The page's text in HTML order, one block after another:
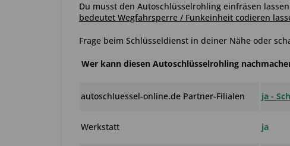
Du musst den Autoschlüsselrohling einfräsen lassen
bedeutet Wegfahrsperre / Funkeinheit codieren
Frage beim Schlüsseldienst in deiner Nähe oder
Wer kann diesen Autoschlüsselrohling
autoschluessel-online.de Partner-Filialen ja -
Werkstatt ja